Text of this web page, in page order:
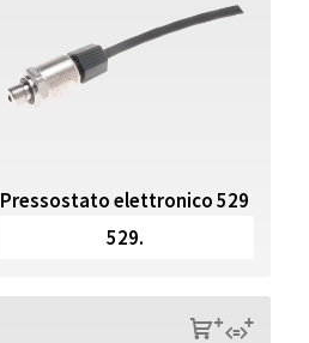
Pressostato elettronico 529
529.
sq